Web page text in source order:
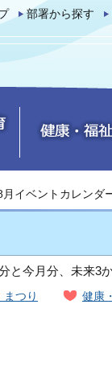
部署から探す
月イベントカレンダ
今月分、未来3
まつり 健康